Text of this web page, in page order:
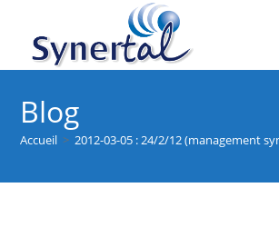
content
Blog
Accueil > 2012-03-05 : 24/2/12 (management